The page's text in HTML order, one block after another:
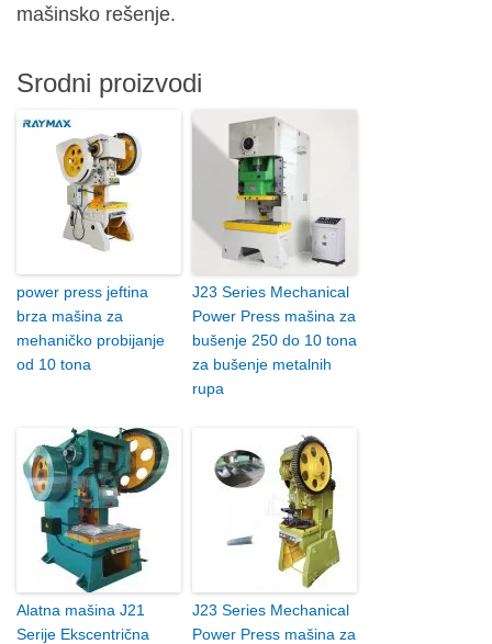
mašinsko rešenje.
Srodni proizvodi
power press jeftina
brza mašina za
mehaničko probijanje
od 10 tona
J23 Series Mechanical
Power Press mašina za
bušenje 250 do 10 tona
za bušenje metalnih
rupa
Alatna mašina J21
Serije Ekscentrična
J23 Series Mechanical
Power Press mašina za